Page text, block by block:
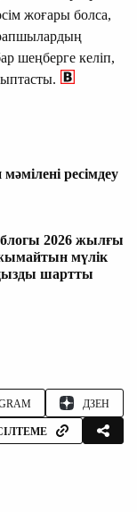
жоғары болса,
шеңберге келіп,
ресімдеу
2026 жылғы
мүлік
шартты
ДЗЕН